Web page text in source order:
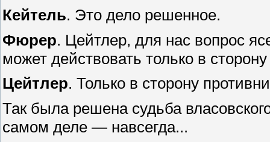
Кейтель. Это дело решенное.
Фюрер. Цейтлер, для нас вопрос
может действовать только в
Цейтлер. Только в сторону
Так была решена судьба
самом деле — навсегда...